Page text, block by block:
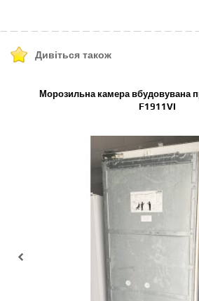
Дивіться також
Морозильна камера вбудовувана
F1911VI